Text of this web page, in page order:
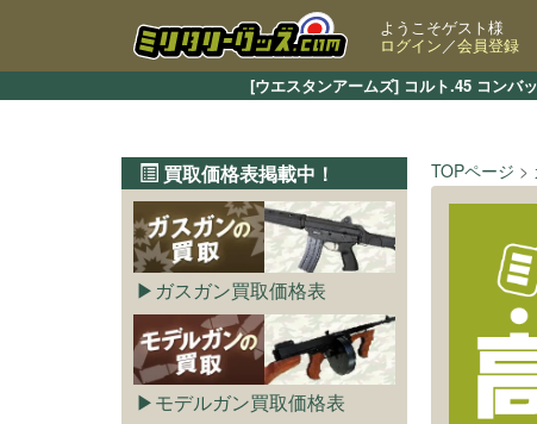
[ウエスタンアームズ] コルト.45 コンバ
ようこそゲスト様
ログイン／会員登録
TOPページ
買取価格表掲載中！
ガスガン買取価格表
モデルガン買取価格表